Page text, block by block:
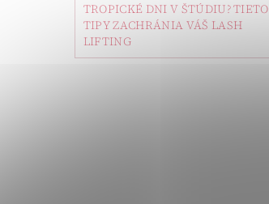
TROPICKÉ DNI V ŠTÚDIU? TIETO
TIPY ZACHRÁNIA VÁŠ LASH
LIFTING